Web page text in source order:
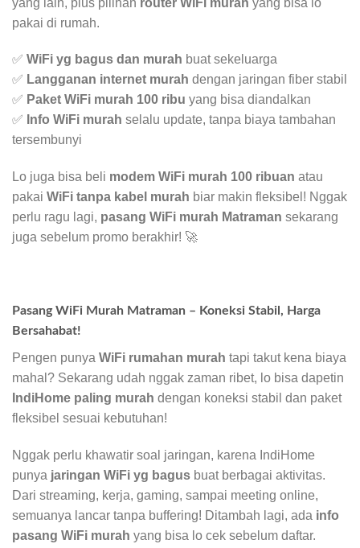
pakai di rumah.
✅ WiFi yg bagus dan murah buat sekeluarga
✅ Langganan internet murah dengan jaringan fiber stabil
✅ Paket WiFi murah 100 ribu yang bisa diandalkan
✅ Info WiFi murah selalu update, tanpa biaya tambahan
tersembunyi
Lo juga bisa beli modem WiFi murah 100 ribuan atau
pakai WiFi tanpa kabel murah biar makin fleksibel! Nggak
perlu ragu lagi, pasang WiFi murah Matraman sekarang
juga sebelum promo berakhir! 🚀
Pasang WiFi Murah Matraman – Koneksi Stabil, Harga
Bersahabat!
Pengen punya WiFi rumahan murah tapi takut kena biaya
mahal? Sekarang udah nggak zaman ribet, lo bisa dapetin
IndiHome paling murah dengan koneksi stabil dan paket
fleksibel sesuai kebutuhan!
Nggak perlu khawatir soal jaringan, karena IndiHome
punya jaringan WiFi yg bagus buat berbagai aktivitas.
Dari streaming, kerja, gaming, sampai meeting online,
semuanya lancar tanpa buffering! Ditambah lagi, ada info
pasang WiFi murah yang bisa lo cek sebelum daftar.